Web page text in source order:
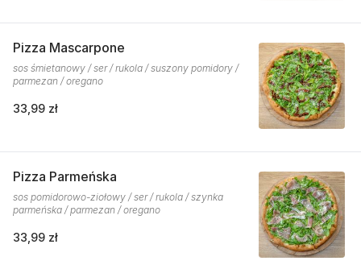
Pizza Mascarpone
sos śmietanowy / ser / rukola / suszony pomidory /
parmezan / oregano
33,99 zł
Pizza Parmeńska
sos pomidorowo-ziołowy / ser / rukola / szynka
parmeńska / parmezan / oregano
33,99 zł